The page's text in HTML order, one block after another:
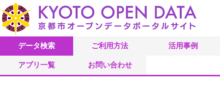
データ検索 ご利用方法 活用事例
アプリ一覧 お問い合わせ